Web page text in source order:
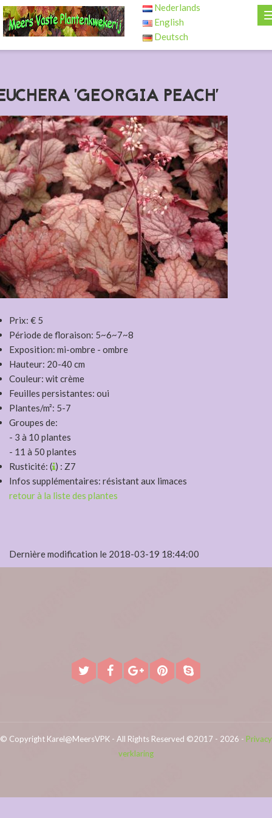
Nederlands
English
Deutsch
'GEORGIA PEACH'
Prix: € 5
Période de floraison: 5~6~7~8
Exposition: mi-ombre - ombre
Hauteur: 20-40 cm
Couleur: wit crème
Feuilles persistantes: oui
Plantes/m²: 5-7
Groupes de:
- 3 à 10 plantes
- 11 à 50 plantes
Rusticité: ( ) : Z7
Infos supplémentaires: résistant aux limaces
retour à la liste des plantes
Dernière modification le 2018-03-19 18:44:00
© Copyright Karel@MeersVPK - All Rights Reserved ©2017 - 2026 - Privacy
verklaring